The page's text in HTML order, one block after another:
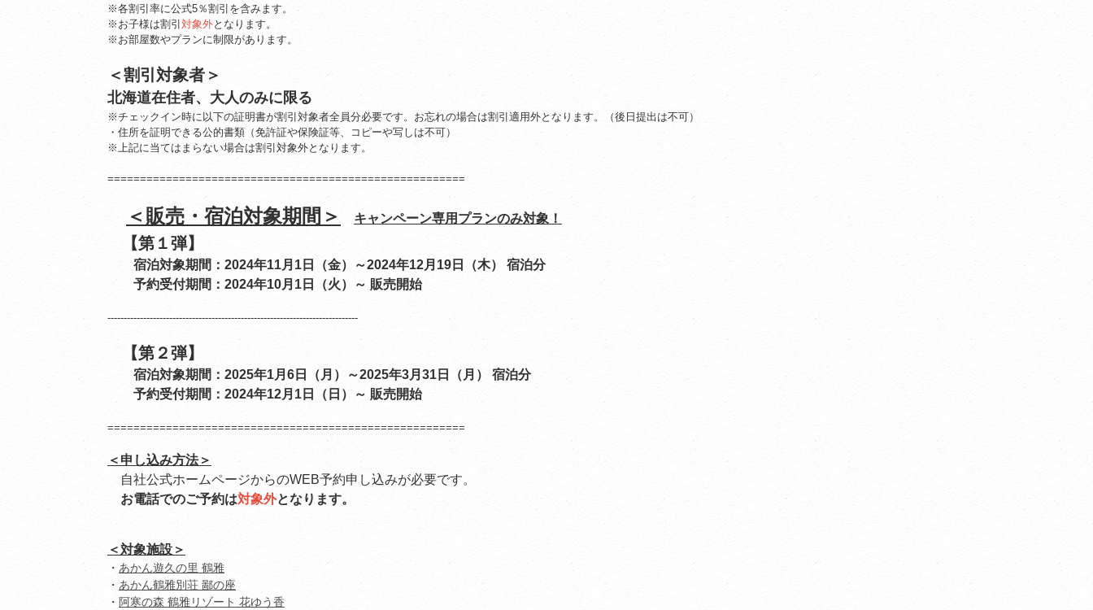
※各割引率に公式5％割引を含みます。
※お子様は割引 対象外となります。
※お部屋数やプランに制限があります。
＜割引対象者＞
北海道在住者、大人のみに限る
※チェックイン時に以下の証明書が割引対象者全員分必要です。お忘れの場合は割引適用外となります。（後日提出は不可）
・住所を証明できる公的書類（免許証や保険証等、コピーや写しは不可）
※上記に当てはまらない場合は割引対象外となります。
=======================================================
＜販売・宿泊対象期間＞ キャンペーン専用 プランのみ対象！
【第１弾】
宿泊対象期間 ：2024年11月1日（金）～2024年12月19日（木） 宿泊分
予約受付期間： 2024年10月1日（火）～ 販売開始
-----------------------------------------------------------------------------
【第２弾】
宿泊対象期間 ：2025年1月6日（月）～2025年3月31日（月） 宿泊分
予約受付期間 ： 2024年12月1日（日）～ 販売開始
=======================================================
＜申し込み方法＞
自社公式ホームページからのWEB予約申し込みが必要です。
お電話でのご予約は対象外となります。
＜対象施設＞
・ あかん遊久の里 鶴雅
・ あかん鶴雅別荘 鄙の座
・ 阿寒の森 鶴雅リゾート 花ゆう香